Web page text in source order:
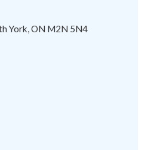
York, ON M2N 5N4